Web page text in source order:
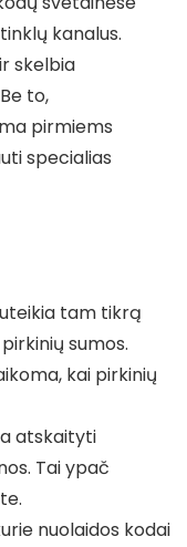
kanalus.
skelbia
to,
pirmiems
specialias
tam tikrą
sumos.
kai pirkinių
atskaityti
Tai ypač
nuolaidos kodai